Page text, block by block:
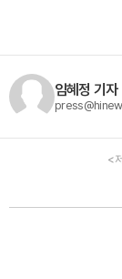
임혜정 기자
<